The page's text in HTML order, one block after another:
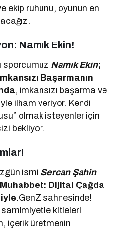
ekip ruhunu, oyunun en
Namık Ekin!
sporcumuz Namık Ekin;
Başarmanın
, imkansızı başarma ve
ilham veriyor. Kendi
olmak isteyenler için
bekliyor.
ismi Sercan Şahin
Muhabbet: Dijital Çağda
.GenZ sahnesinde!
samimiyetle kitleleri
içerik üretmenin